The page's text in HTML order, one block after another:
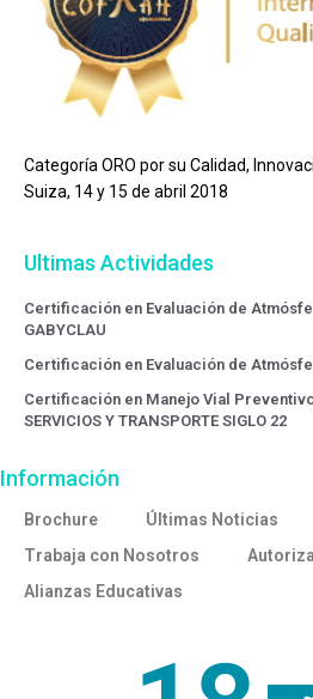
Categoría ORO por su Calidad,
Suiza, 14 y 15 de abril 2018
Ultimas Actividades
Certificación en Evaluación de
GABYCLAU
Certificación en Evaluación de
Certificación en Manejo Vial
SERVICIOS Y TRANSPORTE SIGLO 22
Información
Brochure
Últimas Noticias
Trabaja con Nosotros
Alianzas Educativas